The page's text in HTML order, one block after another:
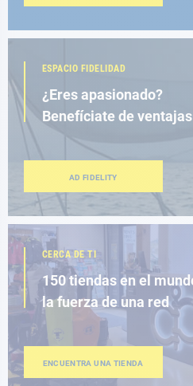
ESPACIO FIDELIDAD
¿Eres apasionado?
Benefíciate de
AD FIDELITY
CERCA DE TI
150 tiendas en el
la fuerza de una red
ENCUENTRA UNA TIENDA